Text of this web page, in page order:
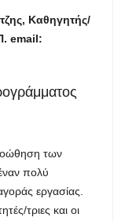
Καθηγητής/
email:
των
πολύ
εργασίας.
τριες και οι